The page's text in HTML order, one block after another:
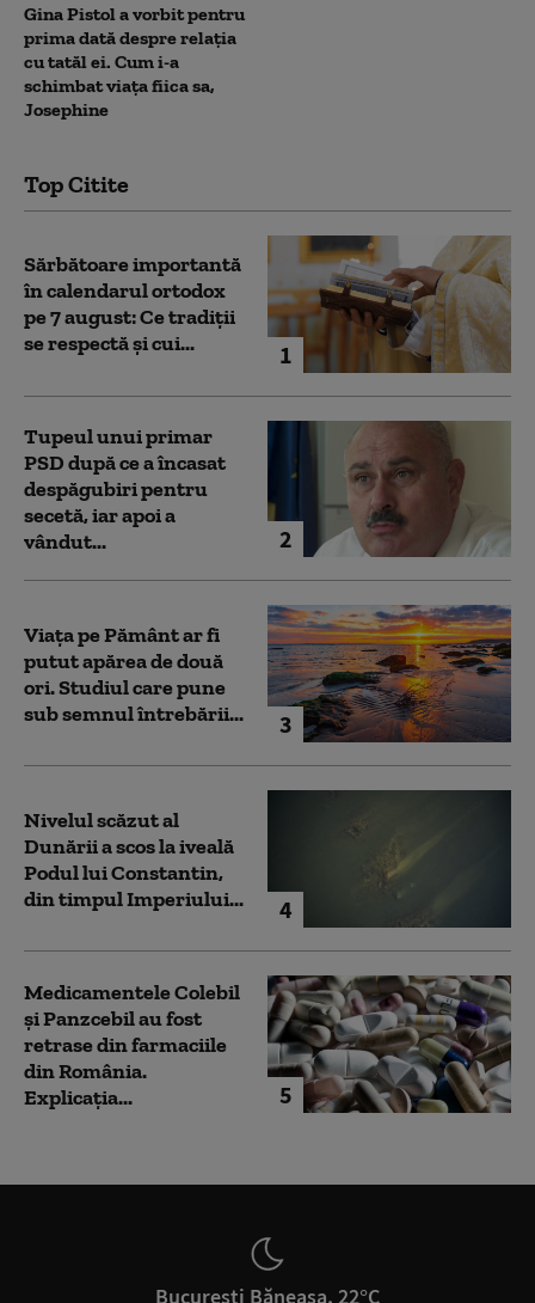
Gina Pistol a vorbit pentru
prima dată despre relația
cu tatăl ei. Cum i-a
schimbat viața fiica sa,
Josephine
Top Citite
1
Sărbătoare importantă
în calendarul ortodox
pe 7 august: Ce tradiții
se respectă și cui...
2
Tupeul unui primar
PSD după ce a încasat
despăgubiri pentru
secetă, iar apoi a
vândut...
3
Viața pe Pământ ar fi
putut apărea de două
ori. Studiul care pune
sub semnul întrebării...
4
Nivelul scăzut al
Dunării a scos la iveală
Podul lui Constantin,
din timpul Imperiului...
5
Medicamentele Colebil
și Panzcebil au fost
retrase din farmaciile
din România.
Explicația...
București Băneasa, 22°C